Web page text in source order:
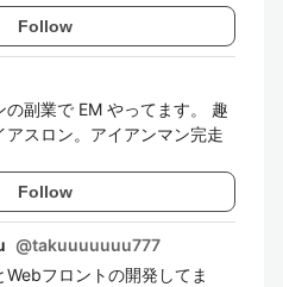
Follow
の副業で EM やってます。 趣
アスロン。アイアンマン完走
Follow
@takuuuuuuu777
フロントの開発してま